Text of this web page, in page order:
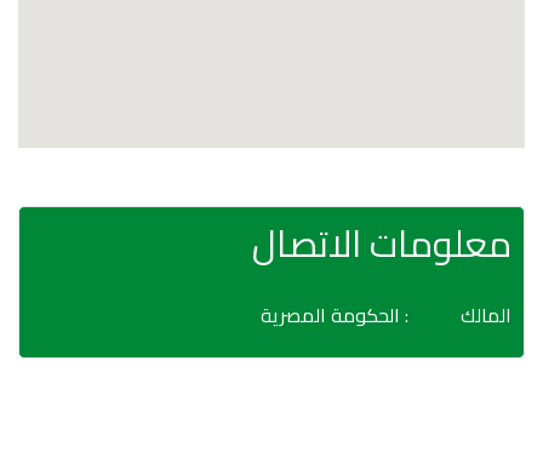
معلومات الاتصال
المالك : الحكومة المصرية